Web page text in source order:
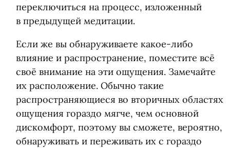
переключиться на процесс, изложенный
в предыдущей медитации.
Если же вы обнаруживаете какое-либо
влияние и распространение, поместите всё
своё внимание на эти ощущения. Замечайте
их расположение. Обычно такие
распространяющиеся во вторичных областях
ощущения гораздо мягче, чем основной
дискомфорт, поэтому вы сможете, вероятно,
обнаруживать и переживать их с гораздо